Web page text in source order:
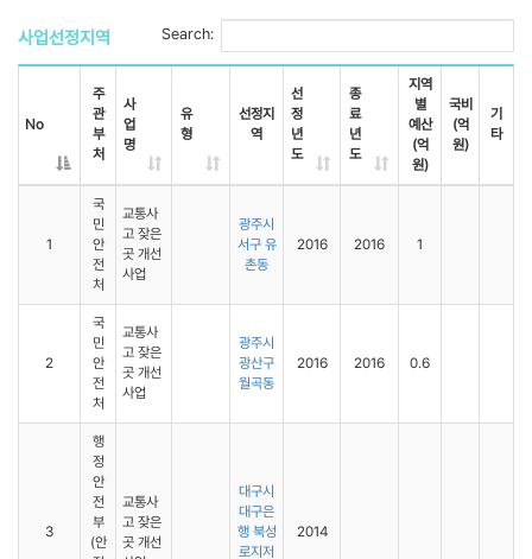
사업선정지역 Search:
No
주
관
부
처
사
업
명
유
형
선정지
역
선
정
년
도
종
료
년
도
지역
별
예산
(억
원)
국비
(억
원)
기
타
1
국
민
안
전
처
교통사
고 잦은
곳 개선
사업
광주시
서구 유
촌동
2016 2016 1
2
국
민
안
전
처
교통사
고 잦은
곳 개선
사업
광주시
광산구
월곡동
2016 2016 0.6
3
행
정
안
전
부
(안
교통사
고 잦은
곳 개선
대구시
대구은
행 북성
로지저
2014